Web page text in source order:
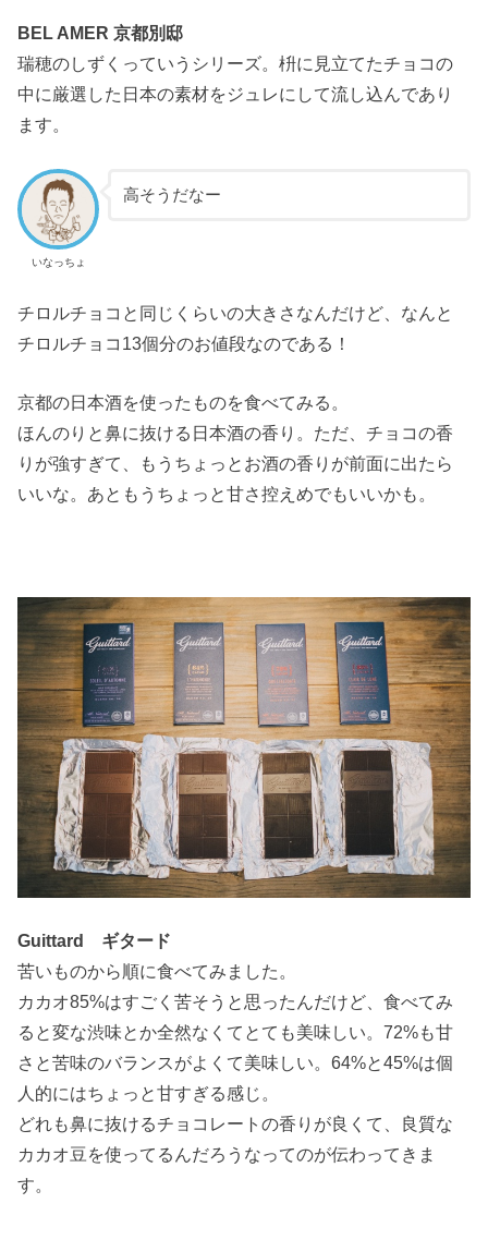
BEL AMER 京都別邸
瑞穂のしずくっていうシリーズ。枡に見立てたチョコの
中に厳選した日本の素材をジュレにして流し込んであり
ます。
いなっちょ
高そうだなー
チロルチョコと同じくらいの大きさなんだけど、なんと
チロルチョコ13個分のお値段なのである！
京都の日本酒を使ったものを食べてみる。
ほんのりと鼻に抜ける日本酒の香り。ただ、チョコの香
りが強すぎて、もうちょっとお酒の香りが前面に出たら
いいな。あともうちょっと甘さ控えめでもいいかも。
Guittard ギタード
苦いものから順に食べてみました。
カカオ85%はすごく苦そうと思ったんだけど、食べてみ
ると変な渋味とか全然なくてとても美味しい。72%も甘
さと苦味のバランスがよくて美味しい。64%と45%は個
人的にはちょっと甘すぎる感じ。
どれも鼻に抜けるチョコレートの香りが良くて、良質な
カカオ豆を使ってるんだろうなってのが伝わってきま
す。